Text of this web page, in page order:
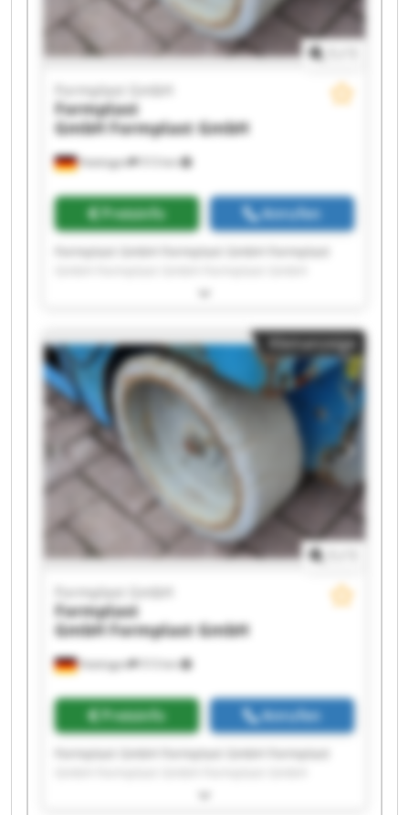
Hattingen 513 km
Formplast GmbH
Formplast
GmbH Formplast GmbH
Preisinfo Anrufen
Formplast GmbH Formplast GmbH Formplast
Formplast GmbH Formplast GmbH Formplast
GmbH Formplast GmbH Formplast GmbH
Formplast GmbH Formplast GmbH Formplast
GmbH Formplast GmbH Formplast GmbH
Kleinanzeige
Hattingen 513 km
Formplast GmbH
Formplast
GmbH Formplast GmbH
Preisinfo Anrufen
Formplast GmbH Formplast GmbH Formplast